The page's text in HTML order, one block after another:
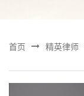
首页  精英律师